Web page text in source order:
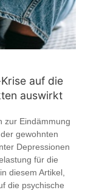
auf die
auswirkt
zur Eindämmung
gewohnten
Depressionen
für die
diesem Artikel,
die psychische